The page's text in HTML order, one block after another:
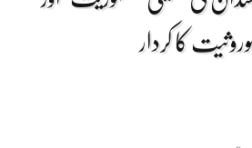
کا کردار